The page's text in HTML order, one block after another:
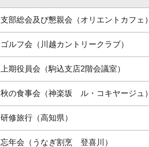
支部総会及び懇親会（オリエントカフェ）
ゴルフ会（川越カントリークラブ）
上期役員会（駒込支店2階会議室）
秋の食事会（神楽坂 ル・コキヤージュ）
研修旅行（高知県）
忘年会（うなぎ割烹 登喜川）